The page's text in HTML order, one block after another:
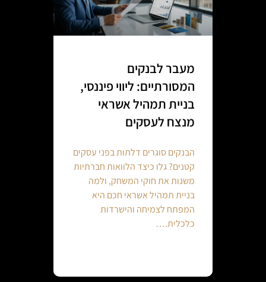
מעבר לבנקים
המסורתיים: ליווי פיננסי,
בניית תמהיל אשראי
מנצח לעסקים
הבנקים סוגרים דלתות בפני עסקים
קטנים? גלו כיצד הלוואות חברתיות
משנות את חוקי המשחק, ולמה
בניית תמהיל אשראי חכם היא
המפתח לצמיחה והישרדות
כלכלית.…